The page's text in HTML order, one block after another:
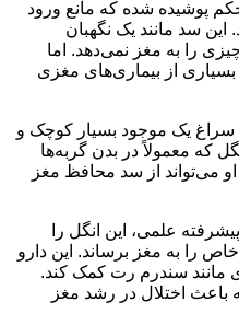
پوشیده شده که مانع ورود
سد مانند یک نگهبان
را به مغز نمی‌دهد. اما
از بیماری‌های مغزی
سراغ یک موجود بسیار کوچک و
که معمولاً در بدن گربه‌ها
می‌تواند از سد محافظ مغز
علمی، این انگل را
خاص را به مغز برساند. این دارو
مانند سندرم رت کمک کند.
اختلال در رشد مغز